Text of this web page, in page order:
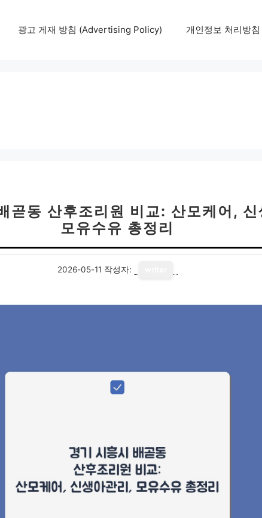
광고 게재 방침 (Advertising Policy) 개인정보 처리방
곧동 산후조리원 비교: 산모케어, 신
모유수유 총정리
2026-05-11 작성자: